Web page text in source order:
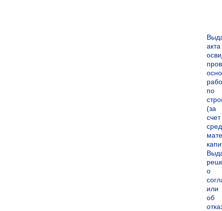
акта
по
(за
счет
о
или
об